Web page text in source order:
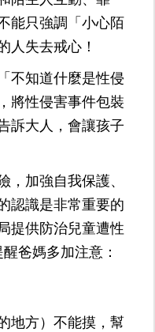
能只強調「小心陌
人失去戒心！
不知道什麼是性侵
將性侵害事件包裝
訴大人，會讓孩子
，加強自我保護、
認識是非常重要的
提供防治兒童遭性
爸媽多加注意：
地方）不能摸，幫